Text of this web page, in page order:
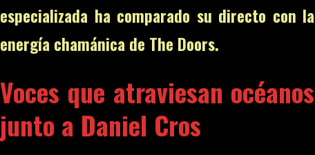
especializada ha comparado su directo con la
energía chamánica de The Doors.
Voces que atraviesan océanos
junto a Daniel Cros